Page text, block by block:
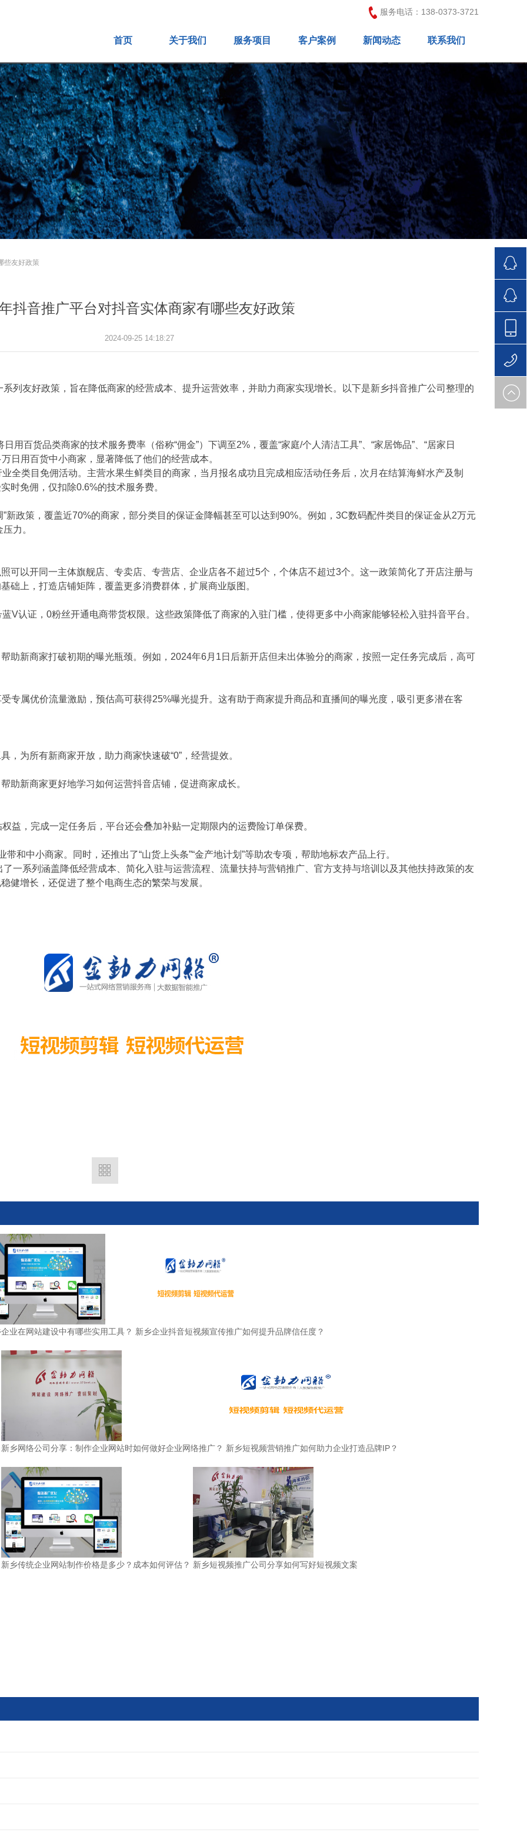
服务电话：138-0373-3721
首页 关于我们 服务项目 客户案例 新闻动态 联系我们
公司简介
企业文化
公司位置
打款账号
企业风采
服务承诺
人力资源
网站SEO
网站建设
网店装修
短视频营销
营销软件
祥云平台
外贸推广
营销型网站案例
自适应网站案例
视频营销案例
网店装修案例
百度爱采购案例
整站优化案例
方案
公司新闻
行业新闻
些友好政策
抖音推广平台对抖音实体商家有哪些友好政策
2024-09-25 14:18:27
列友好政策，旨在降低商家的经营成本、提升运营效率，并助力商家实现增长。以下是新乡抖音推广公司整理的
用百货品类商家的技术服务费率（俗称“佣金”）下调至2%，覆盖“家庭/个人清洁工具”、“家居饰品”、“居家日
日用百货中小商家，显著降低了他们的经营成本。
全类目免佣活动。主营水果生鲜类目的商家，当月报名成功且完成相应活动任务后，次月在结算海鲜水产及制
时免佣，仅扣除0.6%的技术服务费。
新政策，覆盖近70%的商家，部分类目的保证金降幅甚至可以达到90%。例如，3C数码配件类目的保证金从2万元
力。
可以开同一主体旗舰店、专卖店、专营店、企业店各不超过5个，个体店不超过3个。这一政策简化了开店注册与
础上，打造店铺矩阵，覆盖更多消费群体，扩展商业版图。
V认证，0粉丝开通电商带货权限。这些政策降低了商家的入驻门槛，使得更多中小商家能够轻松入驻抖音平台。
助新商家打破初期的曝光瓶颈。例如，2024年6月1日后新开店但未出体验分的商家，按照一定任务完成后，高可
专属优价流量激励，预估高可获得25%曝光提升。这有助于商家提升商品和直播间的曝光度，吸引更多潜在客
为所有新商家开放，助力商家快速破“0”，经营提效。
助新商家更好地学习如何运营抖音店铺，促进商家成长。
益，完成一定任务后，平台还会叠加补贴一定期限内的运费险订单保费。
和中小商家。同时，还推出了“山货上头条”“金产地计划”等助农专项，帮助地标农产品上行。
一系列涵盖降低经营成本、简化入驻与运营流程、流量扶持与营销推广、官方支持与培训以及其他扶持政策的友
健增长，还促进了整个电商生态的繁荣与发展。
业在网站建设中有哪些实用工具？ 新乡企业抖音短视频宣传推广如何提升品牌信任度？
新乡网络公司分享：制作企业网站时如何做好企业网络推广？ 新乡短视频营销推广如何助力企业打造品牌IP？
新乡传统企业网站制作价格是多少？成本如何评估？ 新乡短视频推广公司分享如何写好短视频文案
138-
0373-
138-